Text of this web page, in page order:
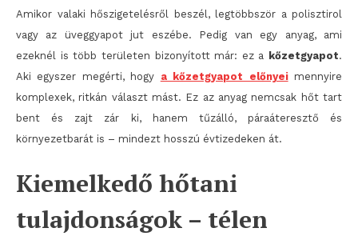
Amikor valaki hőszigetelésről beszél, legtöbbször a polisztirol
vagy az üveggyapot jut eszébe. Pedig van egy anyag, ami
ezeknél is több területen bizonyított már: ez a
kőzetgyapot.
Aki egyszer megérti, hogy a kőzetgyapot előnyeimennyire
komplexek, ritkán választ mást. Ez az anyag nemcsak hőt tart
bent és zajt zár ki, hanem tűzálló, páraáteresztő és
környezetbarát is – mindezt hosszú évtizedeken át.
Kiemelkedő hőtani
tulajdonságok – télen